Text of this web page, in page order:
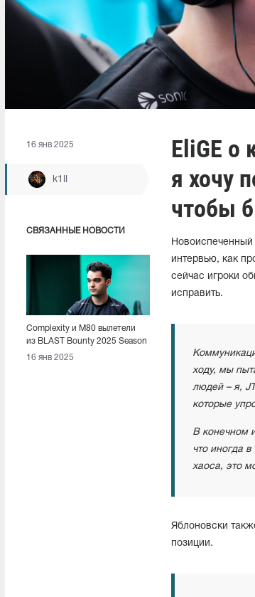
16 янв 2025
k1ll
СВЯЗАННЫЕ НОВОСТИ
Complexity и M80 вылетели
из BLAST Bounty 2025 Season
116 янв 2025
EliGE о
я хочу
чтобы
Новоиспеченный
интервью, как
сейчас игроки
исправить.
ходу, мы
людей – я,
которые
В конечном
что иногда
хаоса, это
Яблоновски
позиции.